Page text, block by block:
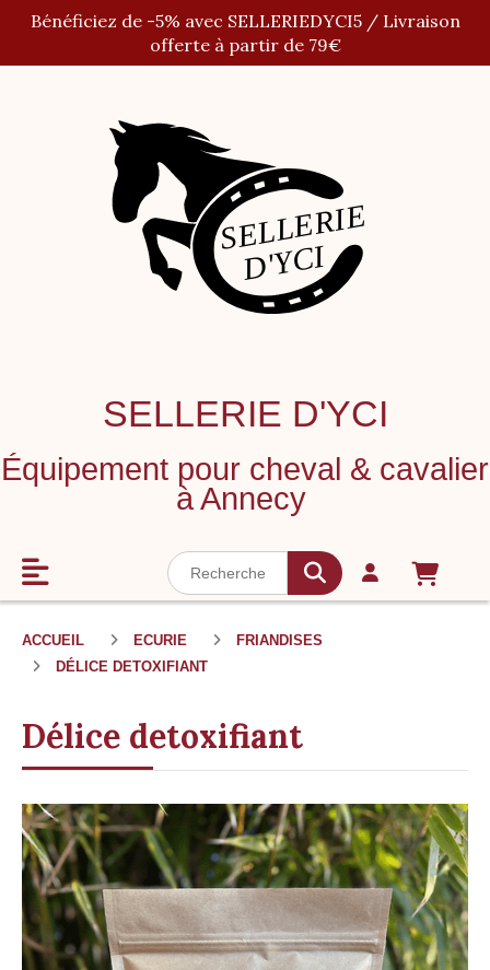
Bénéficiez de -5% avec SELLERIEDYCI5 / Livraison
offerte à partir de 79€
SELLERIE D'YCI
Équipement pour cheval & cavalier
à Annecy
ACCUEIL ECURIE
FRIANDISES
DÉLICE DETOXIFIANT
Délice detoxifiant